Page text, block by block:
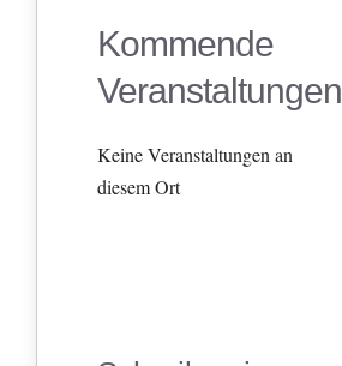
Kommende
Veranstaltungen
Keine Veranstaltungen an
diesem Ort